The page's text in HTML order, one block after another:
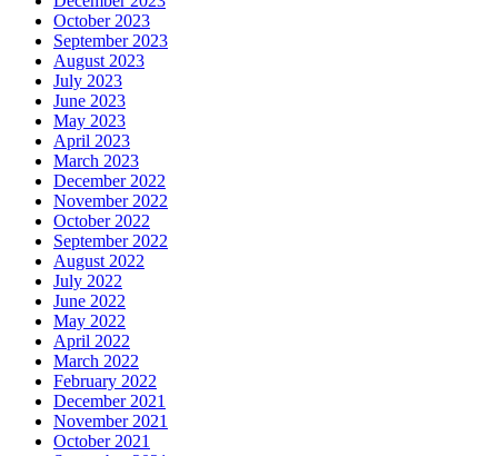
October 2023
September 2023
August 2023
July 2023
June 2023
May 2023
April 2023
March 2023
December 2022
November 2022
October 2022
September 2022
August 2022
July 2022
June 2022
May 2022
April 2022
March 2022
February 2022
December 2021
November 2021
October 2021